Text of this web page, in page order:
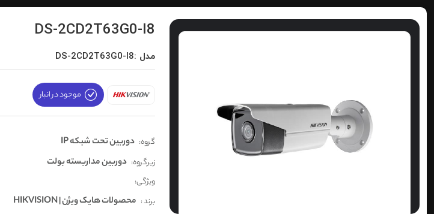
DS-2CD2T63G0-I8
مدل :DS-2CD2T63G0-I8
موجود در انبار
گروه: دوربین تحت شبکه IP
زیرگروه: دوربین مداربسته بولت
ویژگی:
برند : محصولات هایک ویژن | HIKVISION